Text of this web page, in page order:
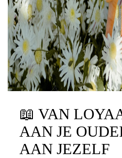
📖 VAN
AAN JE
AAN JEZELF